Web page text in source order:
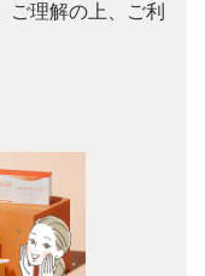
ご理解の上、ご利